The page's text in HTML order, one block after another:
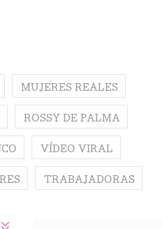
MUJERES REALES
ROSSY DE PALMA
VÍDEO VIRAL
TRABAJADORAS